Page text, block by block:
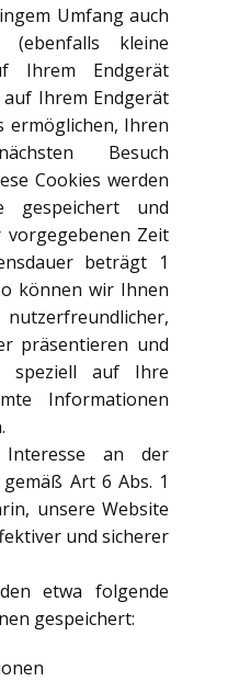
Umfang auch
(ebenfalls kleine
Ihrem Endgerät
Ihrem Endgerät
ermöglichen, Ihren
Besuch
Cookies werden
gespeichert und
vorgegebenen Zeit
beträgt 1
können wir Ihnen
präsentieren und
speziell auf Ihre
Informationen
Interesse an der
Art 6 Abs. 1
unsere Website
und sicherer
etwa folgende
gespeichert: